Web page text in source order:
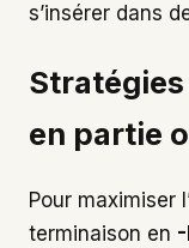
s’insérer dans
Stratégies
en partie
Pour maximiser
terminaison en -